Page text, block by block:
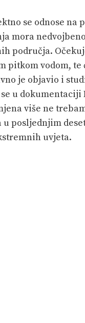
se odnose
mora
područja.
pitkom vodom, te
je objavio i
u dokumentaciji
više ne
posljednjim
uvjeta.